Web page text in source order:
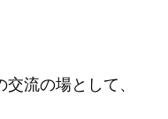
流の場として、